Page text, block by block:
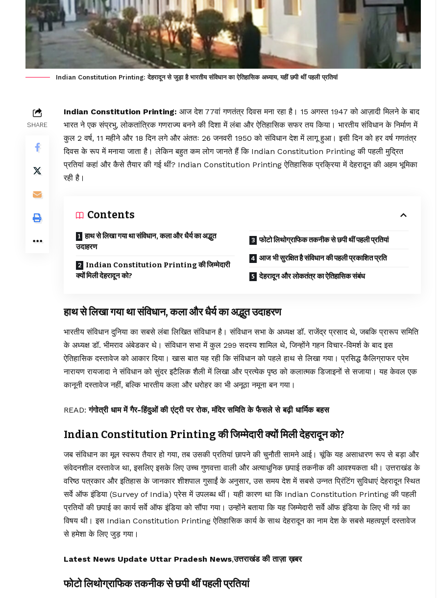
Indian Constitution Printing: देहरादून से जुड़ा है भारतीय संविधान का ऐतिहासिक अध्याय, यहीं छपी थीं पहली प्रतियां
SHARE
Indian Constitution Printing: आज देश 77वां गणतंत्र दिवस मना रहा है। 15 अगस्त 1947 को आज़ादी मिलने के बाद
भारत ने एक संप्रभु,लोकतांत्रिक गणराज्य बनने की दिशा में लंबा और ऐतिहासिक सफर तय किया। भारतीय संविधान के निर्माण में
कुल 2 वर्ष, 11 महीने और 18 दिन लगे और अंततः 26 जनवरी 1950 को संविधान देश में लागू हुआ। इसी दिन को हर वर्ष गणतंत्र
दिवस के रूप में मनाया जाता है। लेकिन बहुत कम लोग जानते हैं कि Indian Constitution Printing की पहली मुद्रित
प्रतियां कहां और कैसे तैयार की गई थीं? Indian Constitution Printing ऐतिहासिक प्रक्रिया में देहरादून की अहम भूमिका
रही है।
Contents
हाथ से लिखा गया था संविधान, कला और धैर्य का अद्भुत
उदाहरण
Indian Constitution Printing की जिम्मेदारी
क्यों मिली देहरादून को?
फोटो लिथोग्राफिक तकनीक से छपी थीं पहली प्रतियां
आज भी सुरक्षित है संविधान की पहली प्रकाशित प्रति
देहरादून और लोकतंत्र का ऐतिहासिक संबंध
हाथ से लिखा गया था संविधान, कला और धैर्य का अद्भुत उदाहरण
भारतीय संविधानदुनिया का सबसे लंबा लिखित संविधान है। संविधान सभा के अध्यक्ष डॉ. राजेंद्र प्रसाद थे, जबकि प्रारूप समिति
के अध्यक्ष डॉ. भीमराव अंबेडकर थे। संविधान सभा में कुल 299 सदस्य शामिल थे, जिन्होंने गहन विचार-विमर्श के बाद इस
ऐतिहासिक दस्तावेज को आकार दिया। खास बात यह रही कि संविधान को पहले हाथ से लिखा गया। प्रसिद्ध कैलिग्राफर प्रेम
नारायण रायजादा ने संविधान को सुंदर इटैलिक शैली में लिखा और प्रत्येक पृष्ठ को कलात्मक डिजाइनों से सजाया। यह केवल एक
कानूनी दस्तावेज नहीं, बल्कि भारतीय कला और धरोहर का भी अनूठा नमूना बन गया।
READ:गंगोत्री धाम में गैर-हिंदुओं की एंट्री पर रोक, मंदिर समिति के फैसले से बढ़ी धार्मिक बहस
Indian Constitution Printing की जिम्मेदारी क्यों मिली देहरादून को?
जब संविधान का मूल स्वरूप तैयार हो गया, तब उसकी प्रतियां छापने की चुनौती सामने आई। चूंकि यह असाधारण रूप से बड़ा और
संवेदनशील दस्तावेज था, इसलिए इसके लिए उच्च गुणवत्ता वाली और अत्याधुनिक छपाई तकनीक की आवश्यकता थी। उत्तराखंड के
वरिष्ठ पत्रकार और इतिहास के जानकार शीशपाल गुसाईं के अनुसार, उस समय देश में सबसे उन्नत प्रिंटिंग सुविधाएं देहरादून स्थित
सर्वे ऑफ इंडिया (Survey of India) प्रेस में उपलब्ध थीं। यही कारण था कि Indian Constitution Printing की पहली
प्रतियों की छपाई का कार्य सर्वे ऑफ इंडिया को सौंपा गया। उन्होंने बताया कि यह जिम्मेदारी सर्वे ऑफ इंडिया के लिए भी गर्व का
विषय थी। इस Indian Constitution Printing ऐतिहासिक कार्य के साथ देहरादून का नाम देश के सबसे महत्वपूर्ण दस्तावेज
से हमेशा के लिए जुड़ गया।
Latest News Update Uttar Pradesh News,उत्तराखंड की ताज़ा ख़बर
फोटो लिथोग्राफिक तकनीक से छपी थीं पहली प्रतियां